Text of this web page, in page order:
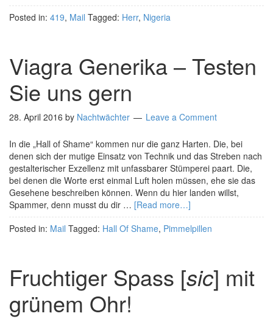
Posted in: 419, Mail Tagged: Herr, Nigeria
Viagra Generika – Testen
Sie uns gern
28. April 2016 by Nachtwächter Leave a Comment
In die „Hall of Shame“ kommen nur die ganz Harten. Die, bei
denen sich der mutige Einsatz von Technik und das Streben nach
gestalterischer Exzellenz mit unfassbarer Stümperei paart. Die,
bei denen die Worte erst einmal Luft holen müssen, ehe sie das
Gesehene beschreiben können. Wenn du hier landen willst,
Spammer, denn musst du dir … [Read more…]
Posted in: Mail Tagged: Hall Of Shame, Pimmelpillen
Fruchtiger Spass [sic] mit
grünem Ohr!